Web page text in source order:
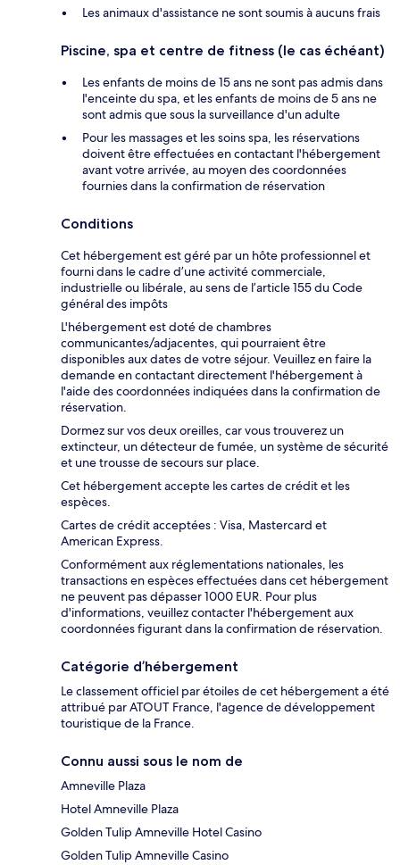
Les animaux d'assistance ne sont soumis à aucuns frais
Piscine, spa et centre de fitness (le cas échéant)
Les enfants de moins de 15 ans ne sont pas admis dans
l'enceinte du spa, et les enfants de moins de 5 ans ne
sont admis que sous la surveillance d'un adulte
Pour les massages et les soins spa, les réservations
doivent être effectuées en contactant l'hébergement
avant votre arrivée, au moyen des coordonnées
fournies dans la confirmation de réservation
Conditions
Cet hébergement est géré par un hôte professionnel et
fourni dans le cadre d’une activité commerciale,
industrielle ou libérale, au sens de l’article 155 du Code
général des impôts
L'hébergement est doté de chambres
communicantes/adjacentes, qui pourraient être
disponibles aux dates de votre séjour. Veuillez en faire la
demande en contactant directement l'hébergement à
l'aide des coordonnées indiquées dans la confirmation de
réservation.
Dormez sur vos deux oreilles, car vous trouverez un
extincteur, un détecteur de fumée, un système de sécurité
et une trousse de secours sur place.
Cet hébergement accepte les cartes de crédit et les
espèces.
Cartes de crédit acceptées : Visa, Mastercard et
American Express.
Conformément aux réglementations nationales, les
transactions en espèces effectuées dans cet hébergement
ne peuvent pas dépasser 1000 EUR. Pour plus
d'informations, veuillez contacter l'hébergement aux
coordonnées figurant dans la confirmation de réservation.
Catégorie d’hébergement
Le classement officiel par étoiles de cet hébergement a été
attribué par ATOUT France, l'agence de développement
touristique de la France.
Connu aussi sous le nom de
Amneville Plaza
Hotel Amneville Plaza
Golden Tulip Amneville Hotel Casino
Golden Tulip Amneville Casino